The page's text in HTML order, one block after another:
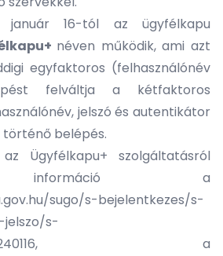
január 16-tól az ügyfélkapu
néven működik, ami azt
egyfaktoros (felhasználónév
felváltja a kétfaktoros
jelszó és autentikátor
belépés.
Ügyfélkapu+ szolgáltatásról
információ a
sugo/s-bejelentkezes/s-
jelszo/s-
, a